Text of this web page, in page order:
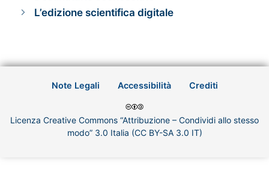
L’edizione scientifica digitale
Note Legali Accessibilità Crediti
Licenza Creative Commons “Attribuzione – Condividi allo stesso
modo” 3.0 Italia (CC BY-SA 3.0 IT)